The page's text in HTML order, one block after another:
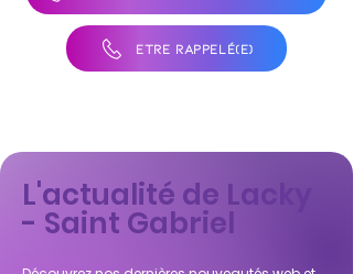
ÊTRE RAPPELÉ(E)
L'actualité de Lacky
- Saint Gabriel